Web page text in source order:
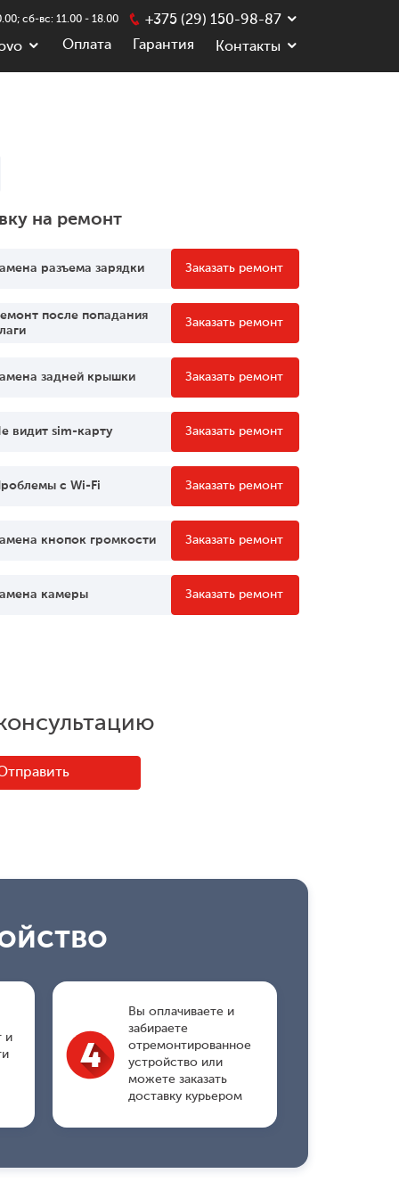
сб-вс: 11.00 - 18.00
+375 (29) 150-98-87
Оплата Гарантия Контакты
на ремонт
разъема зарядки Заказать ремонт
после попадания
Заказать ремонт
задней крышки Заказать ремонт
видит sim-карту Заказать ремонт
c Wi-Fi Заказать ремонт
кнопок громкости Заказать ремонт
камеры Заказать ремонт
и
Вы оплачиваете и
забираете
отремонтированное
устройство или
можете заказать
доставку курьером